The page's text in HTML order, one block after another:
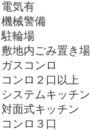
電気有
機械警備
駐輪場
敷地内ごみ置き場
ガスコンロ
コンロ２口以上
システムキッチン
対面式キッチン
コンロ３口